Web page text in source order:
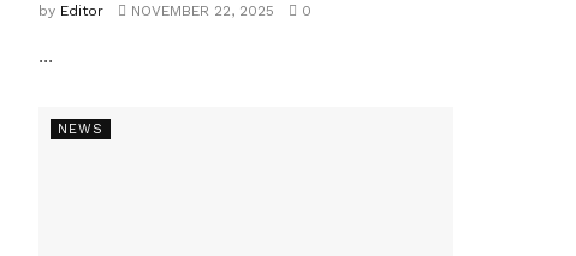
by Editor NOVEMBER 22, 2025 0
...
NEWS